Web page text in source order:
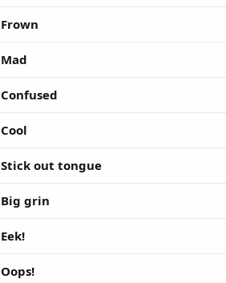
Frown
Mad
Confused
Cool
Stick out tongue
Big grin
Eek!
Oops!